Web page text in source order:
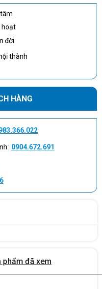
hoạt
đời
thành
HÀNG
0904.672.691
phẩm đã xem